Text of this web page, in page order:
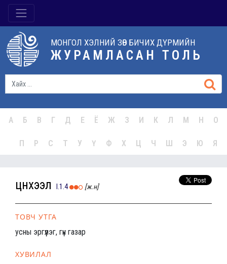
МОНГОЛ ХЭЛНИЙ ЗӨВ БИЧИХ ДҮРМИЙН
ЖУРАМЛАСАН ТОЛЬ
А Б В Г Д Е Ё Ж З И К Л М Н О
П Р С Т У Ү Ф Х Ц Ч Ш Э Ю Я
цүнхээл I.1.4 [ж.н]
ТОВЧ УТГА
усны эргүүлэг, гүн газар
ХУВИЛАЛ